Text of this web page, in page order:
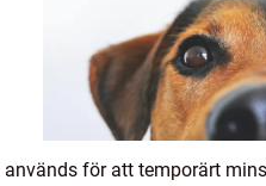
för att temporärt